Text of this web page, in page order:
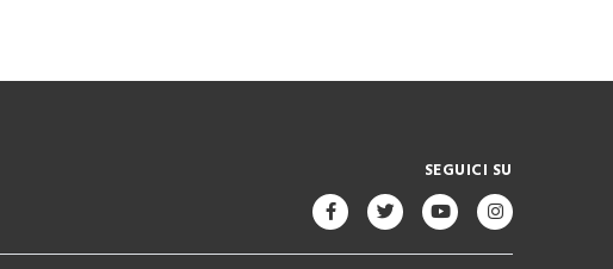
SEGUICI SU